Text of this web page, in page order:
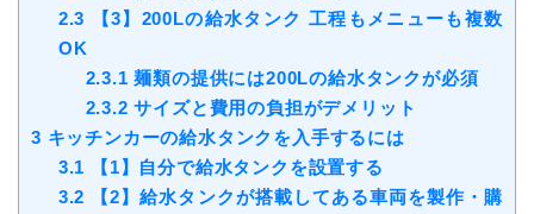
2.3 【3】200Lの給水タンク 工程もメニューも複数
OK
2.3.1 麺類の提供には200Lの給水タンクが必須
2.3.2 サイズと費用の負担がデメリット
3 キッチンカーの給水タンクを入手するには
3.1 【1】自分で給水タンクを設置する
3.2 【2】給水タンクが搭載してある車両を製作・購